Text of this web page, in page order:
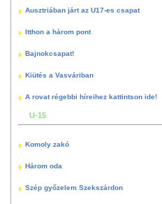
Ausztriában járt az U17-es csapat
Itthon a három pont
Bajnokcsapat!
Kiütés a Vasváriban
A rovat régebbi híreihez kattintson ide!
U-15
Komoly zakó
Három oda
Szép győzelem Szekszárdon